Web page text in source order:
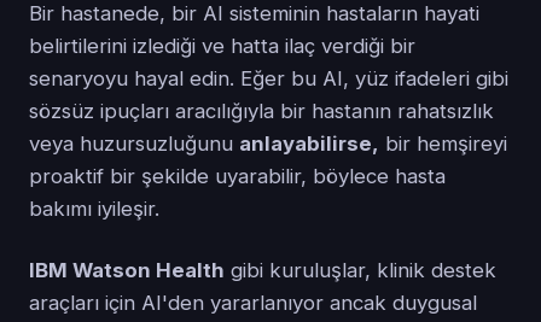
Bir hastanede, bir AI sisteminin hastaların hayati
belirtilerini izlediği ve hatta ilaç verdiği bir
senaryoyu hayal edin. Eğer bu AI, yüz ifadeleri gibi
sözsüz ipuçları aracılığıyla bir hastanın rahatsızlık
veya huzursuzluğunu anlayabilirse, bir hemşireyi
proaktif bir şekilde uyarabilir, böylece hasta
bakımı iyileşir.
IBM Watson Health gibi kuruluşlar, klinik destek
araçları için AI'den yararlanıyor ancak duygusal